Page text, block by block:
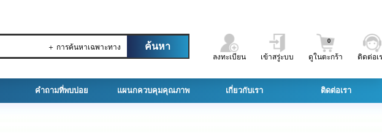
＋ การค้นหาเฉพาะทาง
ลงทะเบียน เข้าสรู่ะบบ ดูในตะกร้า
0
ติดต่อเ
คำถามที่พบบ่อย แผนกควบคุมคุณภาพ เกี่ยวกับเรา ติดต่อเรา